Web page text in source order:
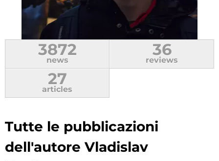
3872
news
36
reviews
27
articles
Tutte le pubblicazioni
dell'autore Vladislav